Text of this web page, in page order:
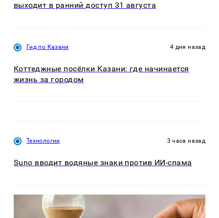
выходит в ранний доступ 31 августа
Гид по Казани 4 дня назад
Коттеджные посёлки Казани: где начинается
жизнь за городом
Технологии 3 часа назад
Suno вводит водяные знаки против ИИ-спама